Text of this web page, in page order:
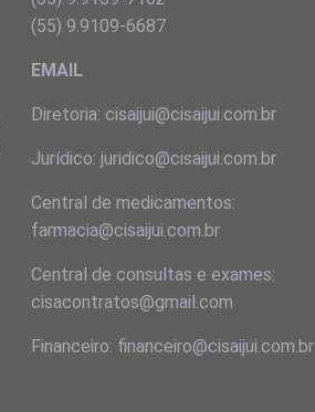
(55) 9.9109-6687
EMAIL
Diretoria: cisaijui@cisaijui.com.br
Jurídico: juridico@cisaijui.com.br
Central de medicamentos:
farmacia@cisaijui.com.br
Central de consultas e exames:
cisacontratos@gmail.com
Financeiro: financeiro@cisaijui.com.br